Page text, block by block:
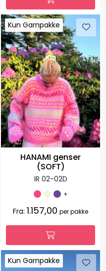
Kun Garnpakke
Kun Garnpakke
HANAMI genser
(SOFT)
IR 02-02D
+
Fra: 1.157,00 per pakke
Kun Garnpakke
Kun Garnpakke